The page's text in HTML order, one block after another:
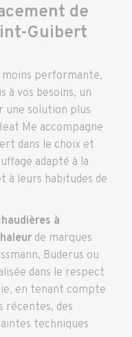
de
Guibert
performante,
à vos besoins, un
solution plus
Me accompagne
dans le choix et
adapté à la
à leurs habitudes de
à
de marques
Buderus ou
dans le respect
en tenant compte
récentes, des
techniques